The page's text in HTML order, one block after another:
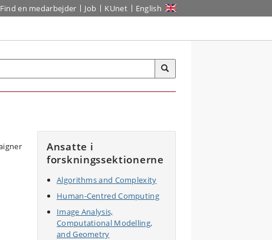
Find en medarbejder Job KUnet English
Ansatte i
forskningssektionerne
Algorithms and Complexity
Human-Centred Computing
Image Analysis,
Computational Modelling,
and Geometry